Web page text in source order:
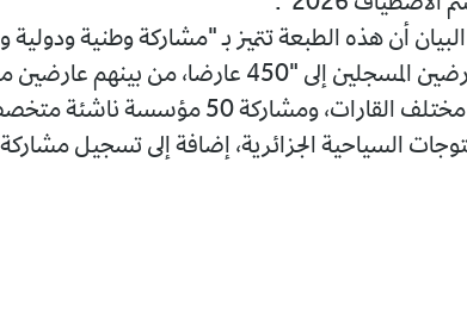
الطبعة تتميز بـ "مشاركة وطنية ودولية واسعة"،
حيث وصل عدد العارضين المسجلين إلى "450 عارضا، من بينهم عارضين من41 دولة
شقيقة وصديقة من مختلف القارات، ومشاركة 50 مؤسسة ناشئة متخصصة في
الجزائرية، إضافة إلى تسجيل مشاركة عدد من